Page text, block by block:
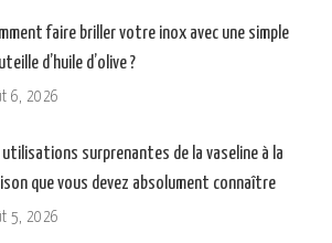
faire briller votre inox avec une simple
d’huile d’olive ?
6, 2026
surprenantes de la vaseline à la
que vous devez absolument connaître
5, 2026